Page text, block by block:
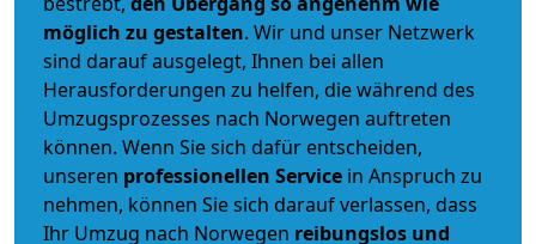
möglich zu gestalten. Wir und unser Netzwerk
sind darauf ausgelegt, Ihnen bei allen
Herausforderungen zu helfen, die während des
Umzugsprozesses nach Norwegen auftreten
können. Wenn Sie sich dafür entscheiden,
unseren professionellen Service in Anspruch zu
nehmen, können Sie sich darauf verlassen, dass
Ihr Umzug nach Norwegen reibungslos und